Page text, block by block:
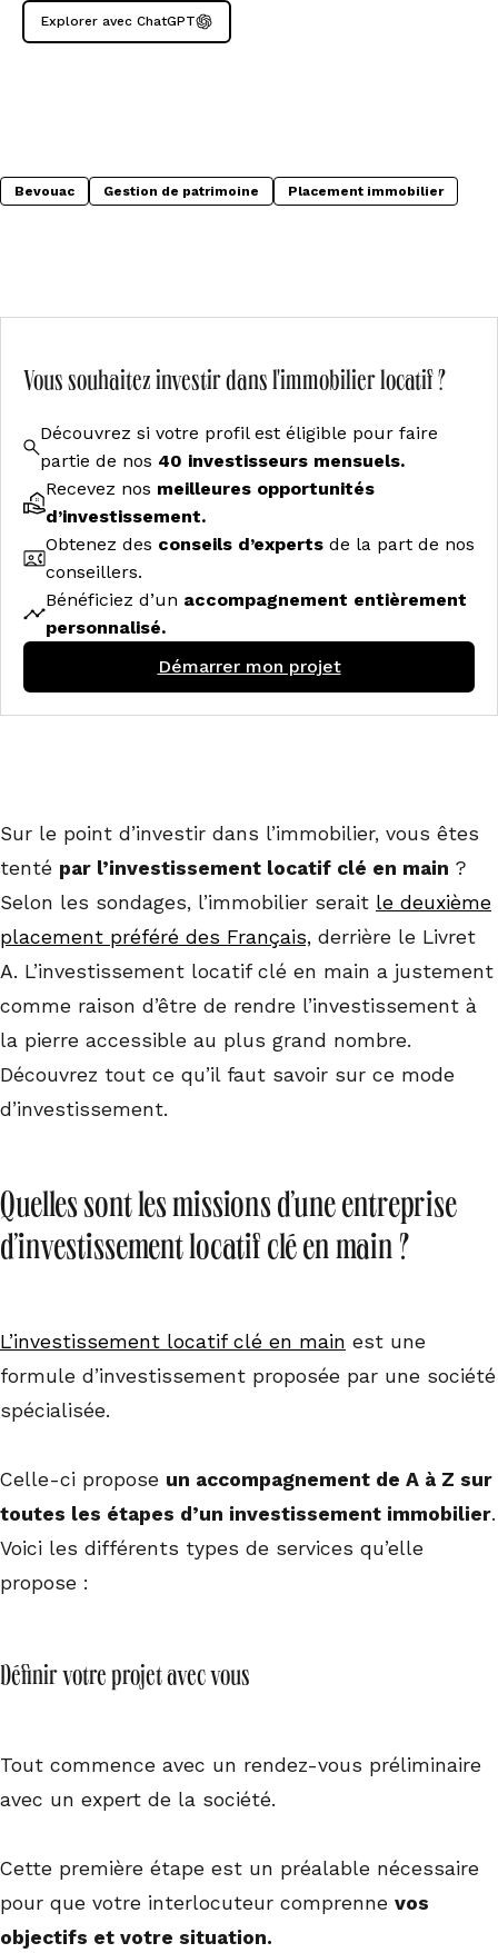
Explorer avec ChatGPT
Bevouac Gestion de patrimoine Placement immobilier
Vous souhaitez investir dans l'immobilier locatif ?
Découvrez si votre profil est éligible pour faire
partie de nos 40 investisseurs mensuels.
Recevez nos meilleures opportunités
d’investissement.
Obtenez des conseils d’experts de la part de nos
conseillers.
Bénéficiez d’un accompagnement entièrement
personnalisé.
Démarrer mon projet
Sur le point d’investir dans l’immobilier, vous êtes
tenté par l’investissement locatif clé en main ?
Selon les sondages, l’immobilier serait le deuxième
placement préféré des Français, derrière le Livret
A. L’investissement locatif clé en main a justement
comme raison d’être de rendre l’investissement à
la pierre accessible au plus grand nombre.
Découvrez tout ce qu’il faut savoir sur ce mode
d’investissement.
Quelles sont les missions d’une entreprise
d’investissement locatif clé en main ?
L’investissement locatif clé en main est une
formule d’investissement proposée par une société
spécialisée.
Celle-ci propose un accompagnement de A à Z sur
toutes les étapes d’un investissement immobilier.
Voici les différents types de services qu’elle
propose :
Définir votre projet avec vous
Tout commence avec un rendez-vous préliminaire
avec un expert de la société.
Cette première étape est un préalable nécessaire
pour que votre interlocuteur comprenne vos
objectifs et votre situation.